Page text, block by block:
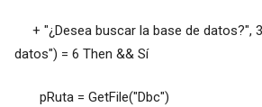
+ "¿Desea buscar la base de datos?",
datos") = 6 Then && Sí
pRuta = GetFile("Dbc")